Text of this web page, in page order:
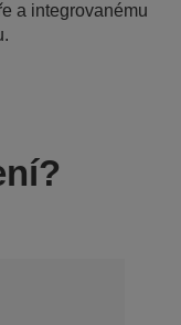
a integrovanému